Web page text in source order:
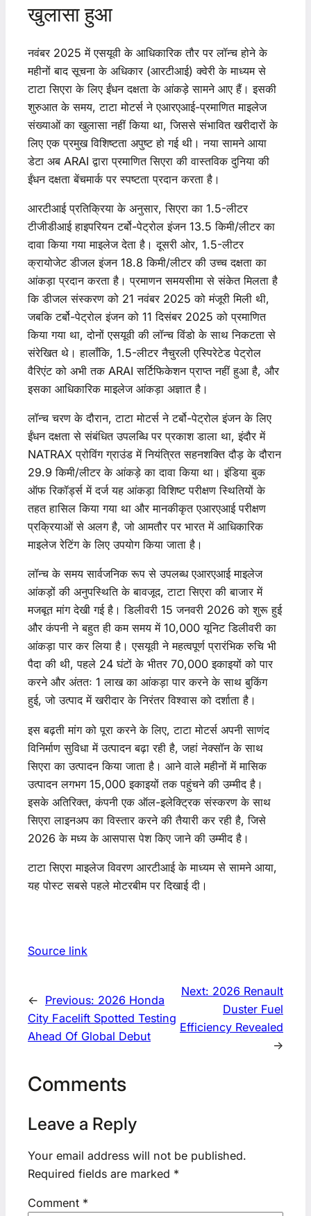
खुलासा हुआ
नवंबर 2025 में एसयूवी के आधिकारिक तौर पर लॉन्च होने के
महीनों बाद सूचना के अधिकार (आरटीआई) क्वेरी के माध्यम से
टाटा सिएरा के लिए ईंधन दक्षता के आंकड़े सामने आए हैं। इसकी
शुरुआत के समय, टाटा मोटर्स ने एआरएआई-प्रमाणित माइलेज
संख्याओं का खुलासा नहीं किया था, जिससे संभावित खरीदारों के
लिए एक प्रमुख विशिष्टता अपुष्ट हो गई थी। नया सामने आया
डेटा अब ARAI द्वारा प्रमाणित सिएरा की वास्तविक दुनिया की
ईंधन दक्षता बेंचमार्क पर स्पष्टता प्रदान करता है।
आरटीआई प्रतिक्रिया के अनुसार, सिएरा का 1.5-लीटर
टीजीडीआई हाइपरियन टर्बो-पेट्रोल इंजन 13.5 किमी/लीटर का
दावा किया गया माइलेज देता है। दूसरी ओर, 1.5-लीटर
क्रायोजेट डीजल इंजन 18.8 किमी/लीटर की उच्च दक्षता का
आंकड़ा प्रदान करता है। प्रमाणन समयसीमा से संकेत मिलता है
कि डीजल संस्करण को 21 नवंबर 2025 को मंजूरी मिली थी,
जबकि टर्बो-पेट्रोल इंजन को 11 दिसंबर 2025 को प्रमाणित
किया गया था, दोनों एसयूवी की लॉन्च विंडो के साथ निकटता से
संरेखित थे। हालाँकि, 1.5-लीटर नैचुरली एस्पिरेटेड पेट्रोल
वैरिएंट को अभी तक ARAI सर्टिफिकेशन प्राप्त नहीं हुआ है, और
इसका आधिकारिक माइलेज आंकड़ा अज्ञात है।
लॉन्च चरण के दौरान, टाटा मोटर्स ने टर्बो-पेट्रोल इंजन के लिए
ईंधन दक्षता से संबंधित उपलब्धि पर प्रकाश डाला था, इंदौर में
NATRAX प्रोविंग ग्राउंड में नियंत्रित सहनशक्ति दौड़ के दौरान
29.9 किमी/लीटर के आंकड़े का दावा किया था। इंडिया बुक
ऑफ रिकॉर्ड्स में दर्ज यह आंकड़ा विशिष्ट परीक्षण स्थितियों के
तहत हासिल किया गया था और मानकीकृत एआरएआई परीक्षण
प्रक्रियाओं से अलग है, जो आमतौर पर भारत में आधिकारिक
माइलेज रेटिंग के लिए उपयोग किया जाता है।
लॉन्च के समय सार्वजनिक रूप से उपलब्ध एआरएआई माइलेज
आंकड़ों की अनुपस्थिति के बावजूद, टाटा सिएरा की बाजार में
मजबूत मांग देखी गई है। डिलीवरी 15 जनवरी 2026 को शुरू हुई
और कंपनी ने बहुत ही कम समय में 10,000 यूनिट डिलीवरी का
आंकड़ा पार कर लिया है। एसयूवी ने महत्वपूर्ण प्रारंभिक रुचि भी
पैदा की थी, पहले 24 घंटों के भीतर 70,000 इकाइयों को पार
करने और अंततः 1 लाख का आंकड़ा पार करने के साथ बुकिंग
हुई, जो उत्पाद में खरीदार के निरंतर विश्वास को दर्शाता है।
इस बढ़ती मांग को पूरा करने के लिए, टाटा मोटर्स अपनी साणंद
विनिर्माण सुविधा में उत्पादन बढ़ा रही है, जहां नेक्सॉन के साथ
सिएरा का उत्पादन किया जाता है। आने वाले महीनों में मासिक
उत्पादन लगभग 15,000 इकाइयों तक पहुंचने की उम्मीद है।
इसके अतिरिक्त, कंपनी एक ऑल-इलेक्ट्रिक संस्करण के साथ
सिएरा लाइनअप का विस्तार करने की तैयारी कर रही है, जिसे
2026 के मध्य के आसपास पेश किए जाने की उम्मीद है।
टाटा सिएरा माइलेज विवरण आरटीआई के माध्यम से सामने आया,
यह पोस्ट सबसे पहले मोटरबीम पर दिखाई दी।
Source link
← Previous: 2026 Honda
City Facelift Spotted Testing
Ahead Of Global Debut
Next: 2026 Renault
Duster Fuel
Efficiency Revealed
→
Comments
Leave a Reply
Your email address will not be published.
Required fields are marked *
Comment *